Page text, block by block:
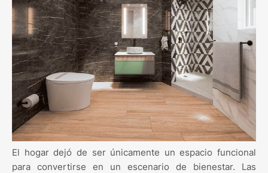
El hogar dejó de ser únicamente un espacio funcional
para convertirse en un escenario de bienestar. Las